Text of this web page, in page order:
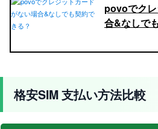
povoでク
合&なしで
格安SIM 支払い方法比較